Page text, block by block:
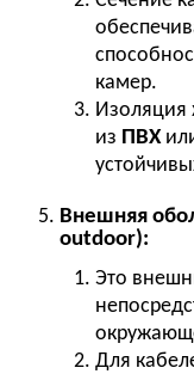
камер.
Изоляция
из ПВХ
Внешняя
outdoor):
Это
Для